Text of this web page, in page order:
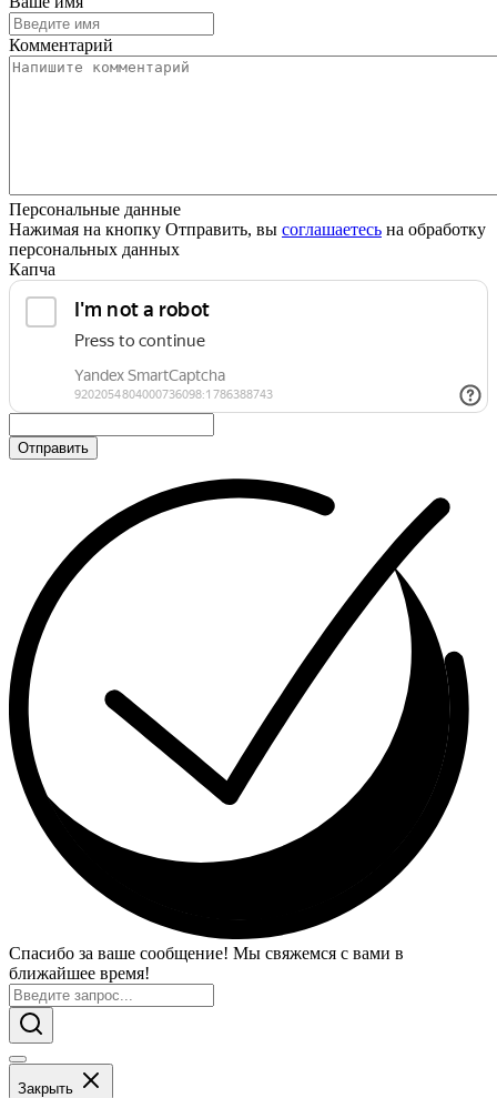
Комментарий
Персональные данные
Нажимая на кнопку Отправить, вы соглашаетесь на обработку
персональных данных
Капча
Отправить
Спасибо за ваше сообщение! Мы свяжемся с вами в
ближайшее время!
Закрыть